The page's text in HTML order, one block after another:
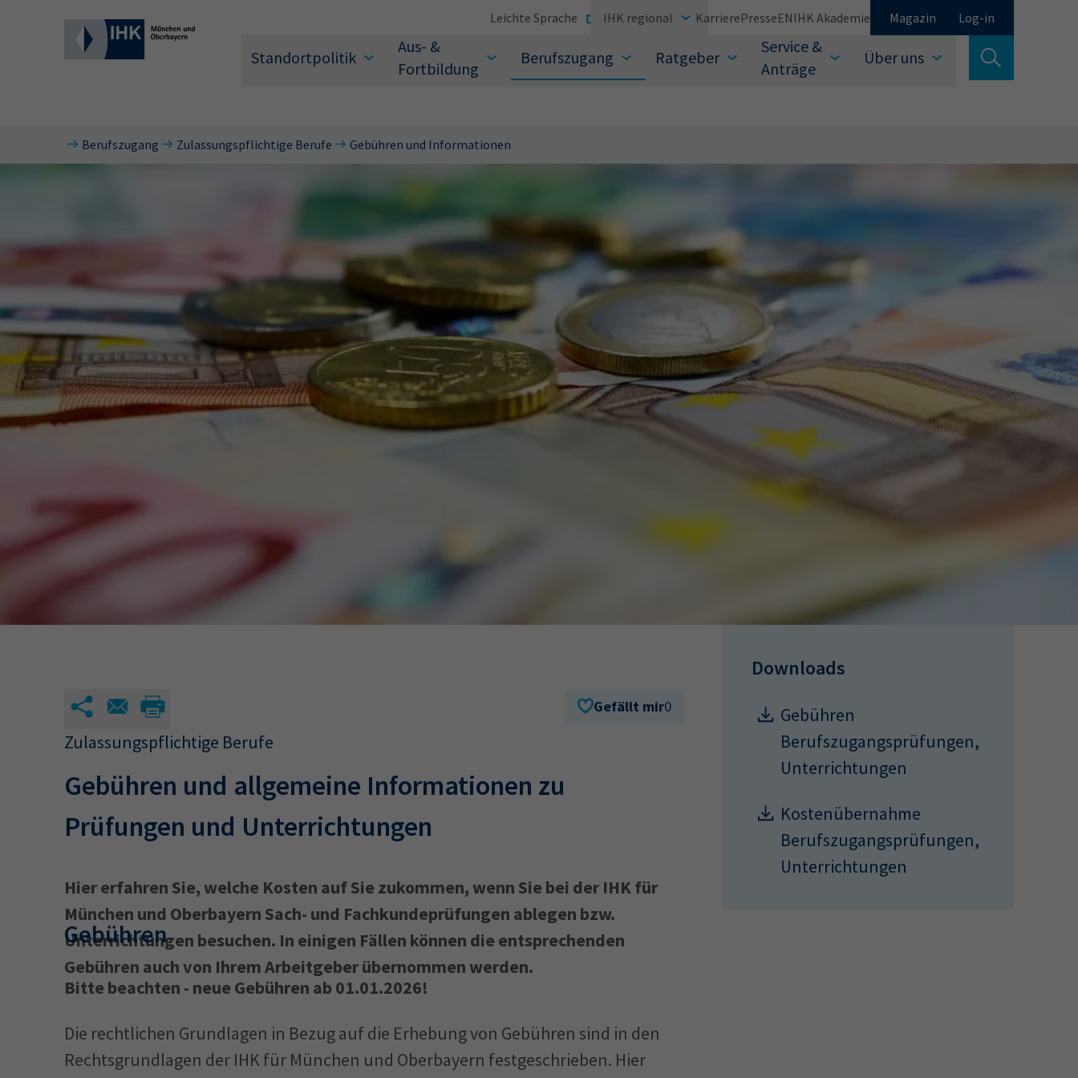
Standortpolitik
Aus- &
Fortbildung
Berufszugang Ratgeber
Service &
Anträge
Über uns
Leichte Sprache IHK regional KarrierePresseEN IHK Akademie Magazin Log-in
Suche verlassen
Wonach suchen Sie?
Suchen
Hier können Sie auch aus den meistgesuchten Begriffen vorauswählen
34a 34c Ausbildungsvertrag Fachwirt AdA 34d
Prüfungstermine
Berichtsheft
Berufszugang Zulassungspflichtige Berufe Gebühren und Informationen
Gefällt mir0
Zulassungspflichtige Berufe
Gebühren und allgemeine Informationen zu
Prüfungen und Unterrichtungen
Hier erfahren Sie, welche Kosten auf Sie zukommen, wenn Sie bei der IHK für
München und Oberbayern Sach- und Fachkundeprüfungen ablegen bzw.
Unterrichtungen besuchen. In einigen Fällen können die entsprechenden
Gebühren auch von Ihrem Arbeitgeber übernommen werden.
Gebühren
Bitte beachten - neue Gebühren ab 01.01.2026!
Die rechtlichen Grundlagen in Bezug auf die Erhebung von Gebühren sind in den
Rechtsgrundlagen der IHK für München und Oberbayern festgeschrieben. Hier
Downloads
Gebühren
Berufszugangsprüfungen,
Unterrichtungen
Kostenübernahme
Berufszugangsprüfungen,
Unterrichtungen